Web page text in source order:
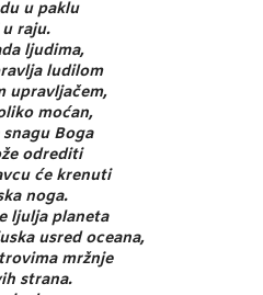
u paklu
raju.
ljudima,
ludilom
upravljačem,
moćan,
Boga
odrediti
će krenuti
noga.
ljulja planeta
usred oceana,
mržnje
strana.